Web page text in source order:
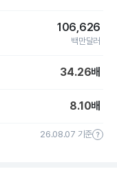
106,626
백만달러
34.26배
8.10배
26.08.07 기준